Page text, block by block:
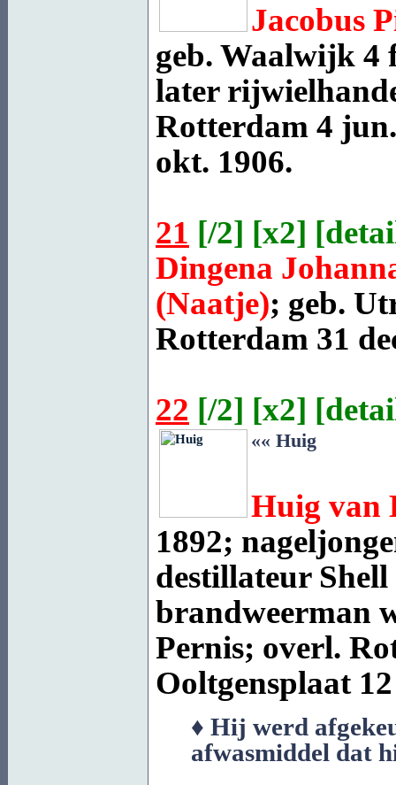
Jacobus
geb. Waalwijk 4
later
Rotterdam 4
okt. 1906.
21 [/2] [x2] [
Dingena
(Naatje); geb.
Rotterdam 31
22 [/2] [x2] [
«« Huig
Huig van
1892;
destillateur
brandweerman
Pernis; overl.
Ooltgensplaat12
♦ Hij werd
afwasmiddel dat